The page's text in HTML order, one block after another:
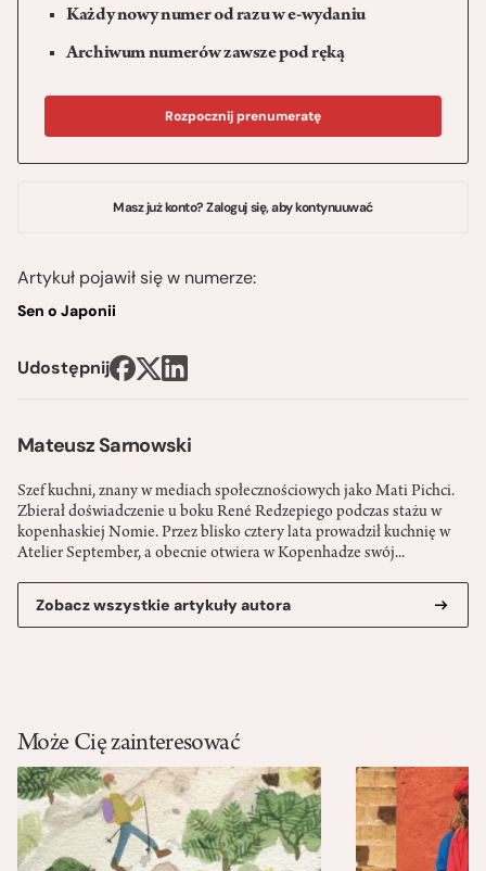
Mateusz Sarnowski
Szef kuchni, znany w mediach społecznościowych jako Mati Pichci.
Zbierał doświadczenie u boku René Redzepiego podczas stażu w
kopenhaskiej Nomie. Przez blisko cztery lata prowadził kuchnię w
Atelier September, a obecnie otwiera w Kopenhadze swój...
Zobacz wszystkie artykuły autora
Każdy nowy numer od razu w e-wydaniu
Archiwum numerów zawsze pod ręką
Rozpocznij prenumeratę
Masz już konto? Zaloguj się, aby kontynuuwać
Artykuł pojawił się w numerze:
Sen o Japonii
Udostępnij
Może Cię zainteresować